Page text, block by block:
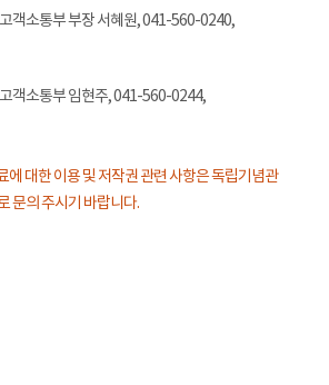
객소통부 부장 서혜원, 041-560-0240,
객소통부 임현주, 041-560-0244,
대한 이용 및 저작권 관련 사항은 독립기념관
문의 주시기 바랍니다.